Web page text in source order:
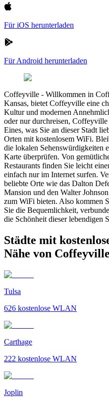
Für iOS herunterladen
Für Android herunterladen
Coffeyville - Willkommen in
Kansas, bietet Coffeyville eine
Kultur und modernen
oder nur durchreisen,
Eines, was Sie an dieser Stadt
Orten mit kostenlosem WiFi.
die lokalen Sehenswürdigkeiten
Karte überprüfen. Von
Restaurants finden Sie leicht
einfach nur im Internet surfen.
beliebte Orte wie das Dalton
Mansion und den Walter
zum WiFi bieten. Also kommen
Sie die Bequemlichkeit,
die Schönheit dieser lebendigen
Städte mit
Nähe von Coffeyville
Tulsa
626 kostenlose WLAN
Carthage
222 kostenlose WLAN
Joplin